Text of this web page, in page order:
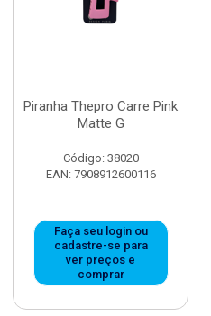
Piranha Thepro Carre Pink
Matte G
Código: 38020
EAN: 7908912600116
Faça seu login ou
cadastre-se para
ver preços e
comprar